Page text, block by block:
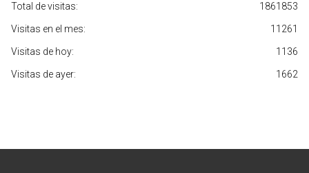
1861853
Total de visitas:
11261
Visitas en el mes:
1136
Visitas de hoy:
1662
Visitas de ayer: